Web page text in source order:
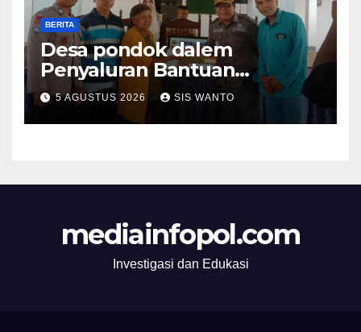
BERITA
Desa pondok dalem
Penyaluran Bantuan
Langsung Tunai (BLT) Di
Desa Pondokdalem
Kecamatan Semboro: sangat
5 AGUSTUS 2026 SIS WANTO
mediainfopol.com
Investigasi dan Edukasi